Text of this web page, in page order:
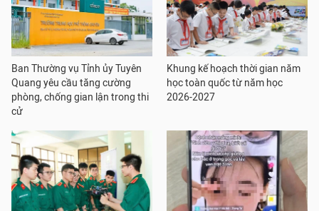
Ban Thường vụ Tỉnh ủy Tuyên
Quang yêu cầu tăng cường
phòng, chống gian lận trong thi
cử
Khung kế hoạch thời gian năm
học toàn quốc từ năm học
2026-2027